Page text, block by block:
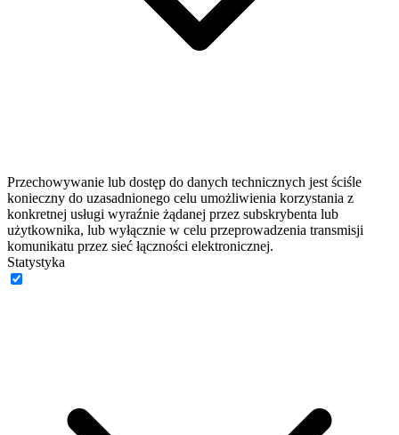
Przechowywanie lub dostęp do danych technicznych jest ściśle
konieczny do uzasadnionego celu umożliwienia korzystania z
konkretnej usługi wyraźnie żądanej przez subskrybenta lub
użytkownika, lub wyłącznie w celu przeprowadzenia transmisji
komunikatu przez sieć łączności elektronicznej.
Statystyka